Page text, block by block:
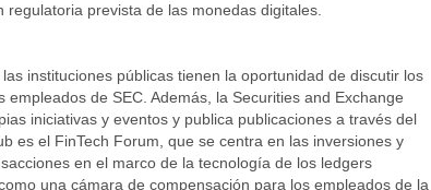
prevista de las monedas digitales.
instituciones públicas tienen la oportunidad de discutir los
de SEC. Además, la Securities and Exchange
iniciativas y eventos y publica publicaciones a través del
es el FinTech Forum, que se centra en las inversiones y
en el marco de la tecnología de los ledgers
una cámara de compensación para los empleados de la